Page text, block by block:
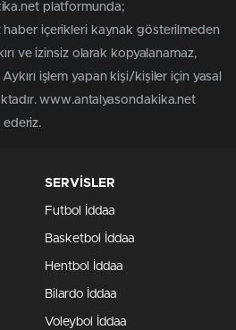
platformunda;
içerikleri kaynak gösterilmeden
ve izinsiz olarak kopyalanamaz,
işlem yapan kişi/kişiler için yasal
www.antalyasondakika.net
SERVİSLER
Futbol İddaa
Basketbol İddaa
Hentbol İddaa
Bilardo İddaa
Voleybol İddaa